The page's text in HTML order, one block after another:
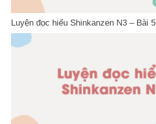
Luyện đọc hiểu Shinkanzen N3 – Bài 5